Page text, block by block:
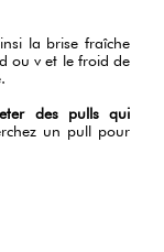
la brise fraîche
ou v et le froid de
des pulls qui
un pull pour